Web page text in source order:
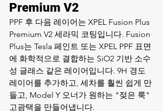
Premium V2
PPF 후 다음 레이어는 XPEL Fusion Plus
Premium V2 세라믹 코팅입니다. Fusion
Plus는 Tesla 페인트 또는 XPEL PPF 표면
에 화학적으로 결합하는 SiO2 기반 소수
성 글래스 같은 레이어입니다. 9H 경도
레이어를 추가하고, 세차를 훨씬 쉽게 만
들고, Model Y 오너가 원하는 "젖은 룩"
고광택을 만들어냅니다.